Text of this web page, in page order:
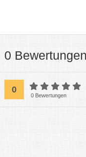
0
0
0 Bewertungen